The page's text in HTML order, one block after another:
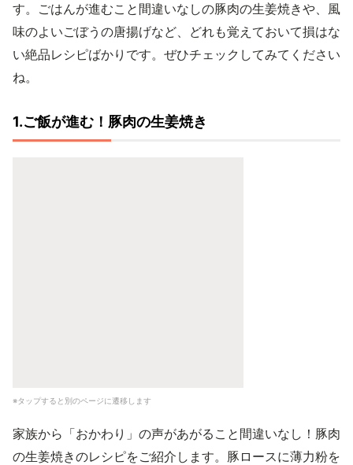
す。ごはんが進むこと間違いなしの豚肉の生姜焼きや、風
味のよいごぼうの唐揚げなど、どれも覚えておいて損はな
い絶品レシピばかりです。ぜひチェックしてみてください
ね。
1.ご飯が進む！豚肉の生姜焼き
※タップすると別のページに遷移します
家族から「おかわり」の声があがること間違いなし！豚肉
の生姜焼きのレシピをご紹介します。豚ロースに薄力粉を